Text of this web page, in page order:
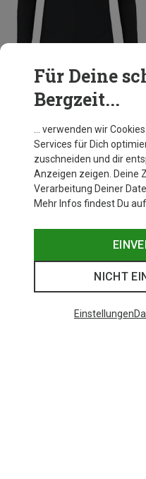
Du sparst 24%
Für Deine
Bergzeit...
… verwenden wir
Services für Dich
zuschneiden und dir
Anzeigen zeigen. Deine
Verarbeitung Deiner
Mehr Infos findest Du
NICHT
Einstellungen